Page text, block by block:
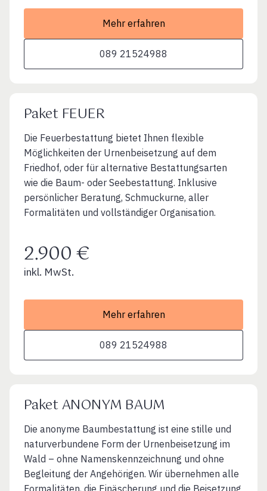
Mehr erfahren
089 21524988
Paket FEUER
Die Feuerbestattung bietet Ihnen flexible
Möglichkeiten der Urnenbeisetzung auf dem
Friedhof, oder für alternative Bestattungsarten
wie die Baum- oder Seebestattung. Inklusive
persönlicher Beratung, Schmuckurne, aller
Formalitäten und vollständiger Organisation.
2.900 €
inkl. MwSt.
Mehr erfahren
089 21524988
Paket ANONYM BAUM
Die anonyme Baumbestattung ist eine stille und
naturverbundene Form der Urnenbeisetzung im
Wald – ohne Namenskennzeichnung und ohne
Begleitung der Angehörigen. Wir übernehmen alle
Formalitäten, die Einäscherung und die Beisetzung